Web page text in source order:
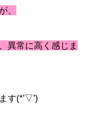
、
異常に高く感じま
す(*’▽’)